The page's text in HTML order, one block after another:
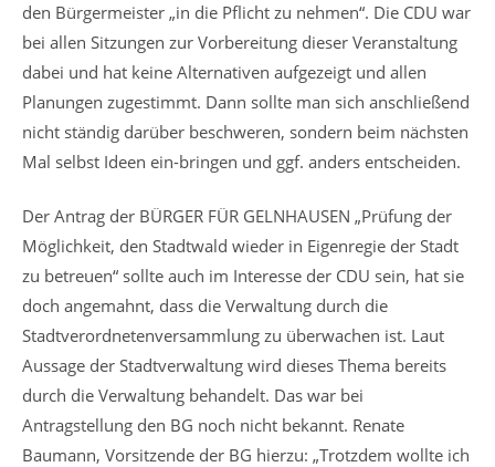
den Bürgermeister „in die Pflicht zu nehmen“. Die CDU war
bei allen Sitzungen zur Vorbereitung dieser Veranstaltung
dabei und hat keine Alternativen aufgezeigt und allen
Planungen zugestimmt. Dann sollte man sich anschließend
nicht ständig darüber beschweren, sondern beim nächsten
Mal selbst Ideen ein-bringen und ggf. anders entscheiden.
Der Antrag der BÜRGER FÜR GELNHAUSEN „Prüfung der
Möglichkeit, den Stadtwald wieder in Eigenregie der Stadt
zu betreuen“ sollte auch im Interesse der CDU sein, hat sie
doch angemahnt, dass die Verwaltung durch die
Stadtverordnetenversammlung zu überwachen ist. Laut
Aussage der Stadtverwaltung wird dieses Thema bereits
durch die Verwaltung behandelt. Das war bei
Antragstellung den BG noch nicht bekannt. Renate
Baumann, Vorsitzende der BG hierzu: „Trotzdem wollte ich